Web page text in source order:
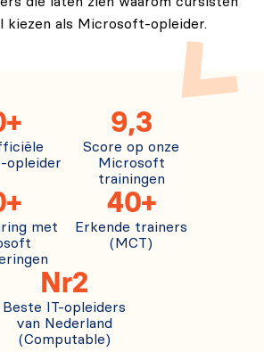
kiezen als Microsoft-opleider.
opleider
9,3
Score op onze
Microsoft
trainingen
met
40+
Erkende trainers
(MCT)
Nr2
Beste IT-opleiders
van Nederland
(Computable)